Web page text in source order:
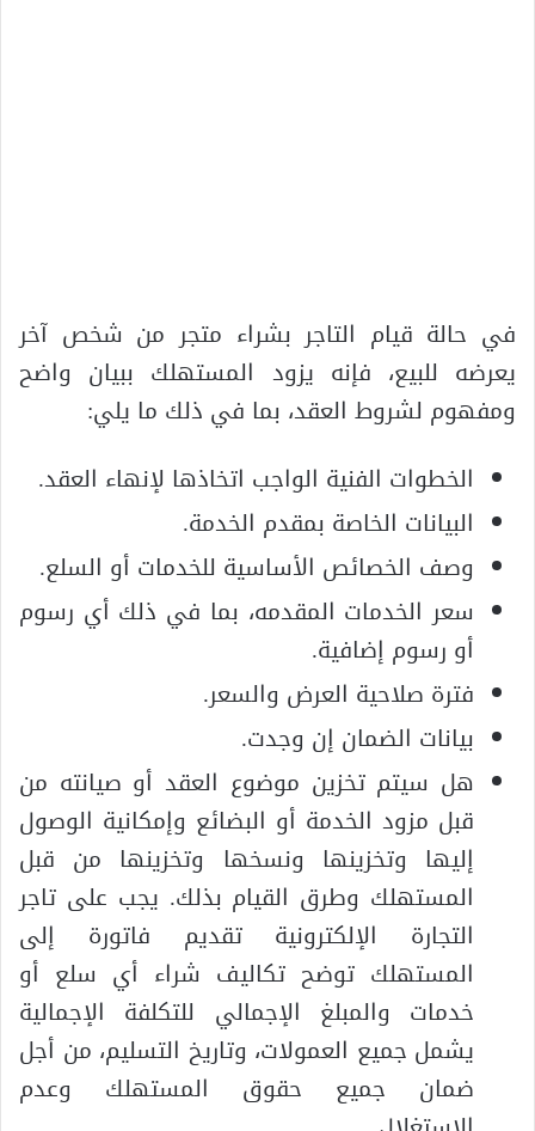
في حالة قيام التاجر بشراء متجر من شخص آخر
يعرضه للبيع، فإنه يزود المستهلك ببيان واضح
ومفهوم لشروط العقد، بما في ذلك ما يلي:
الخطوات الفنية الواجب اتخاذها لإنهاء العقد.
البيانات الخاصة بمقدم الخدمة.
وصف الخصائص الأساسية للخدمات أو السلع.
سعر الخدمات المقدمه، بما في ذلك أي رسوم
أو رسوم إضافية.
فترة صلاحية العرض والسعر.
بيانات الضمان إن وجدت.
هل سيتم تخزين موضوع العقد أو صيانته من
قبل مزود الخدمة أو البضائع وإمكانية الوصول
إليها وتخزينها ونسخها وتخزينها من قبل
المستهلك وطرق القيام بذلك. يجب على تاجر
التجارة الإلكترونية تقديم فاتورة إلى
المستهلك توضح تكاليف شراء أي سلع أو
خدمات والمبلغ الإجمالي للتكلفة الإجمالية
يشمل جميع العمولات، وتاريخ التسليم، من أجل
ضمان جميع حقوق المستهلك وعدم